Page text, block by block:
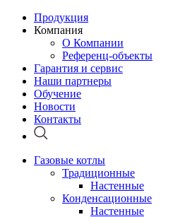
Продукция
Компания
О Компании
Референц-объекты
Гарантия и сервис
Наши партнеры
Обучение
Новости
Контакты
Газовые котлы
Традиционные
Настенные
Конденсационные
Настенные